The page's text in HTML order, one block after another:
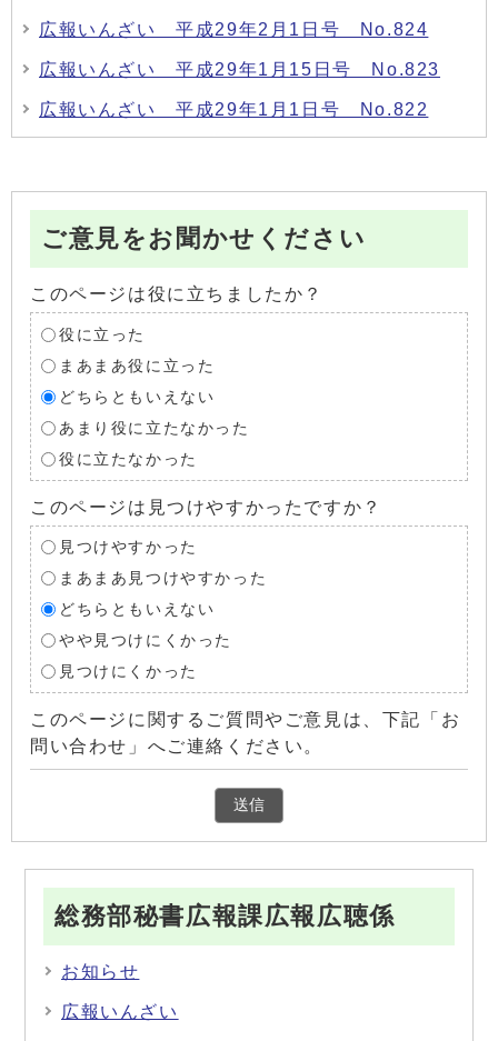
広報いんざい 平成29年2月1日号 No.824
広報いんざい 平成29年1月15日号 No.823
広報いんざい 平成29年1月1日号 No.822
ご意見をお聞かせください
このページは役に立ちましたか？
役に立った
まあまあ役に立った
どちらともいえない
あまり役に立たなかった
役に立たなかった
このページは見つけやすかったですか？
見つけやすかった
まあまあ見つけやすかった
どちらともいえない
やや見つけにくかった
見つけにくかった
このページに関するご質問やご意見は、下記「お
問い合わせ」へご連絡ください。
総務部秘書広報課広報広聴係
お知らせ
広報いんざい